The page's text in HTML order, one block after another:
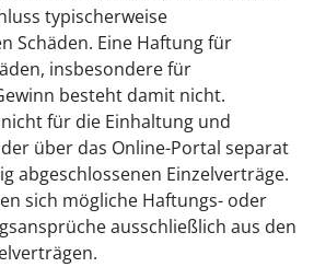
typischerweise
Schäden. Eine Haftung für
insbesondere für
besteht damit nicht.
für die Einhaltung und
über das Online-Portal separat
abgeschlossenen Einzelverträge.
sich mögliche Haftungs- oder
ausschließlich aus den